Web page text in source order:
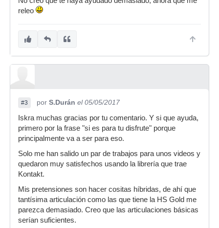
releo
#3 por S.Durán el 05/05/2017
Iskra muchas gracias por tu comentario. Y si que ayuda,
primero por la frase "si es para tu disfrute" porque
principalmente va a ser para eso.
Solo me han salido un par de trabajos para unos videos y
quedaron muy satisfechos usando la librería que trae
Kontakt.
Mis pretensiones son hacer cositas híbridas, de ahí que
tantísima articulación como las que tiene la HS Gold me
parezca demasiado. Creo que las articulaciones básicas
serían suficientes.